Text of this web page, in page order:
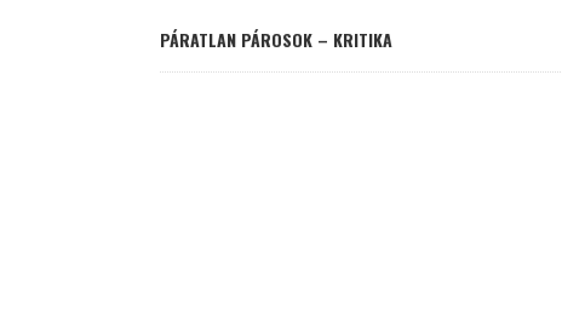
PÁRATLAN PÁROSOK – KRITIKA